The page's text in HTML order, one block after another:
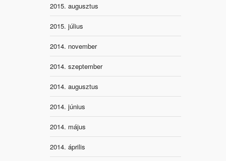
2015. augusztus
2015. július
2014. november
2014. szeptember
2014. augusztus
2014. június
2014. május
2014. április